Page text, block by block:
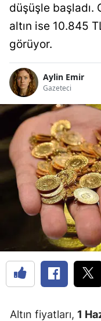
düşüşle başladı.
altın ise 10.845
görüyor.
Aylin Emir
Gazeteci
Altın fiyatları, 1